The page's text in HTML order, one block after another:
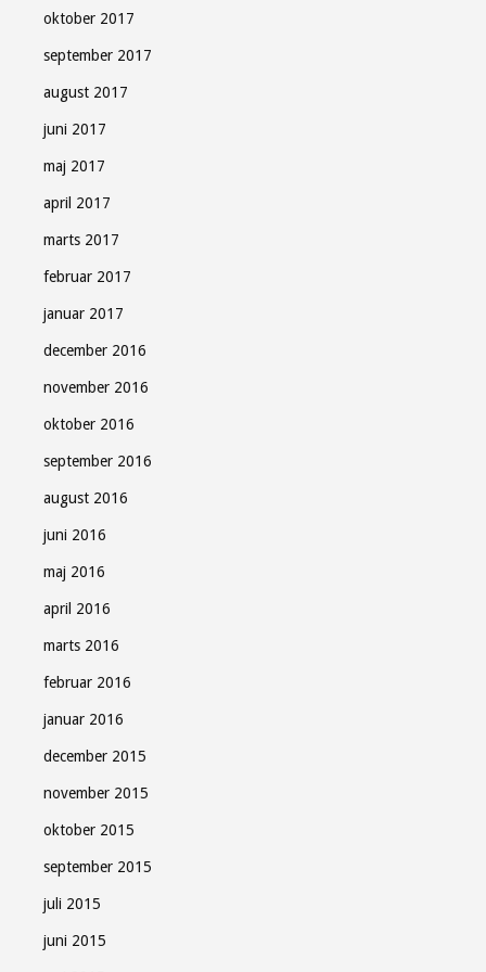
oktober 2017
september 2017
august 2017
juni 2017
maj 2017
april 2017
marts 2017
februar 2017
januar 2017
december 2016
november 2016
oktober 2016
september 2016
august 2016
juni 2016
maj 2016
april 2016
marts 2016
februar 2016
januar 2016
december 2015
november 2015
oktober 2015
september 2015
juli 2015
juni 2015